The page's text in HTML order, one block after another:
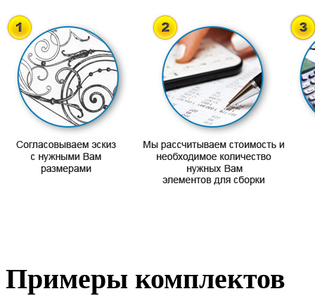
Примеры комплектов